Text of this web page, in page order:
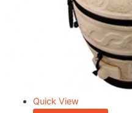
Quick View